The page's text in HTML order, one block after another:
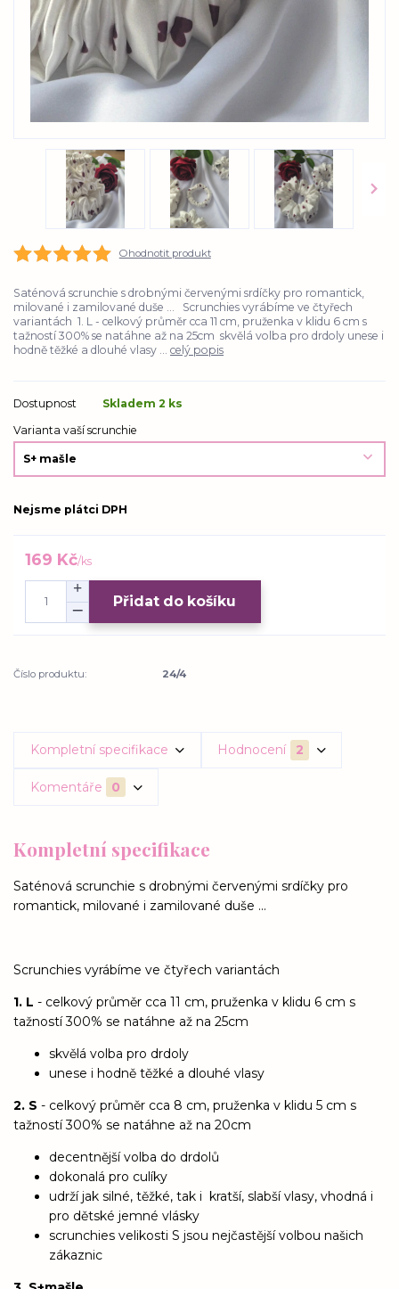
Ohodnotit produkt
Saténová scrunchie s drobnými červenými srdíčky pro romantick,
milované i zamilované duše ... Scrunchies vyrábíme ve čtyřech
variantách 1. L - celkový průměr cca 11 cm, pruženka v klidu 6 cm s
tažností 300% se natáhne až na 25cm skvělá volba pro drdoly unese i
hodně těžké a dlouhé vlasy ... celý popis
Dostupnost
Skladem 2 ks
Varianta vaší scrunchie
Nejsme plátci DPH
169 Kč/ks
Přidat do košíku
Číslo produktu: 24/4
Kompletní specifikace Hodnocení 2
Komentáře 0
Kompletní specifikace
Saténová scrunchie s drobnými červenými srdíčky pro
romantick, milované i zamilované duše ...
Scrunchies vyrábíme ve čtyřech variantách
1. L - celkový průměr cca 11 cm, pruženka v klidu 6 cm s
tažností 300% se natáhne až na 25cm
skvělá volba pro drdoly
unese i hodně těžké a dlouhé vlasy
2. S - celkový průměr cca 8 cm, pruženka v klidu 5 cm s
tažností 300% se natáhne až na 20cm
decentnější volba do drdolů
dokonalá pro culíky
udrží jak silné, těžké, tak i kratší, slabší vlasy, vhodná i
pro dětské jemné vlásky
scrunchies velikosti S jsou nejčastější volbou našich
zákaznic